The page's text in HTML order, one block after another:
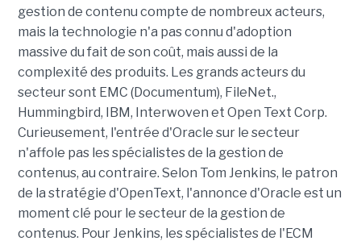
gestion de contenu compte de nombreux acteurs,
mais la technologie n'a pas connu d'adoption
massive du fait de son coût, mais aussi de la
complexité des produits. Les grands acteurs du
secteur sont EMC (Documentum), FileNet.,
Hummingbird, IBM, Interwoven et Open Text Corp.
Curieusement, l'entrée d'Oracle sur le secteur
n'affole pas les spécialistes de la gestion de
contenus, au contraire. Selon Tom Jenkins, le patron
de la stratégie d'OpenText, l'annonce d'Oracle est un
moment clé pour le secteur de la gestion de
contenus. Pour Jenkins, les spécialistes de l'ECM